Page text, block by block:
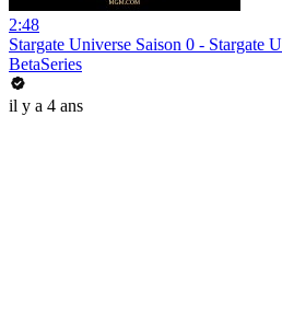
2:48
Stargate Universe Saison 0 - Stargate
BetaSeries
il y a 4 ans